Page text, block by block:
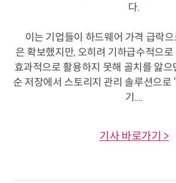
다.
이는 기업들이 하드웨어 가격 급락
은 확보했지만, 오히려 기하급수적으
효과적으로 활용하지 못해 골치를 앓
순 저장에서 스토리지 관리 솔루션으로
기....
기사 바로가기 >